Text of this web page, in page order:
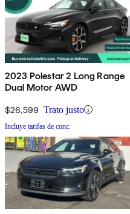
2023 Polestar 2 Long Range
Dual Motor AWD
$26,599 Trato justo
Incluye tarifas de conc.